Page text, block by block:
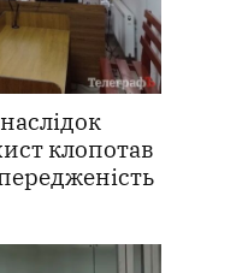
клопотав